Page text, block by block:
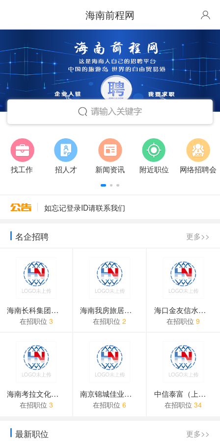
海南前程网
找工作 招人才 新闻资讯 附近职位 网络招聘会
如忘记登录ID请联系我们
澄迈县公安局关于2024年公开招聘警务辅
关于免费广告位申请流程
名企招聘 更多>>
海南长科集团有限公司
在招职位 3
海南我房旅居集团有限公司
在招职位 2
海口金友信水产有限公司
在招职位9
海南考拉文化传播有限公司
在招职位 3
南京锦城佳业营销策划有限...
在招职位 6
中信泰富（上海）物业管理...
在招职位34
最新职位 更多>>